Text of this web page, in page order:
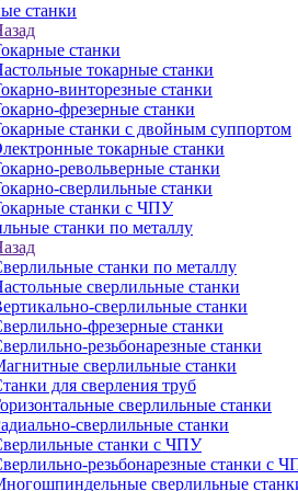
станки
станки
токарные станки
винторезные станки
фрезерные станки
станки с двойным суппортом
токарные станки
револьверные станки
сверлильные станки
станки с ЧПУ
станки по металлу
станки по металлу
сверлильные станки
сверлильные станки
фрезерные станки
резьбонарезные станки
сверлильные станки
для сверления труб
сверлильные станки
сверлильные станки
станки с ЧПУ
резьбонарезные станки с
сверлильные